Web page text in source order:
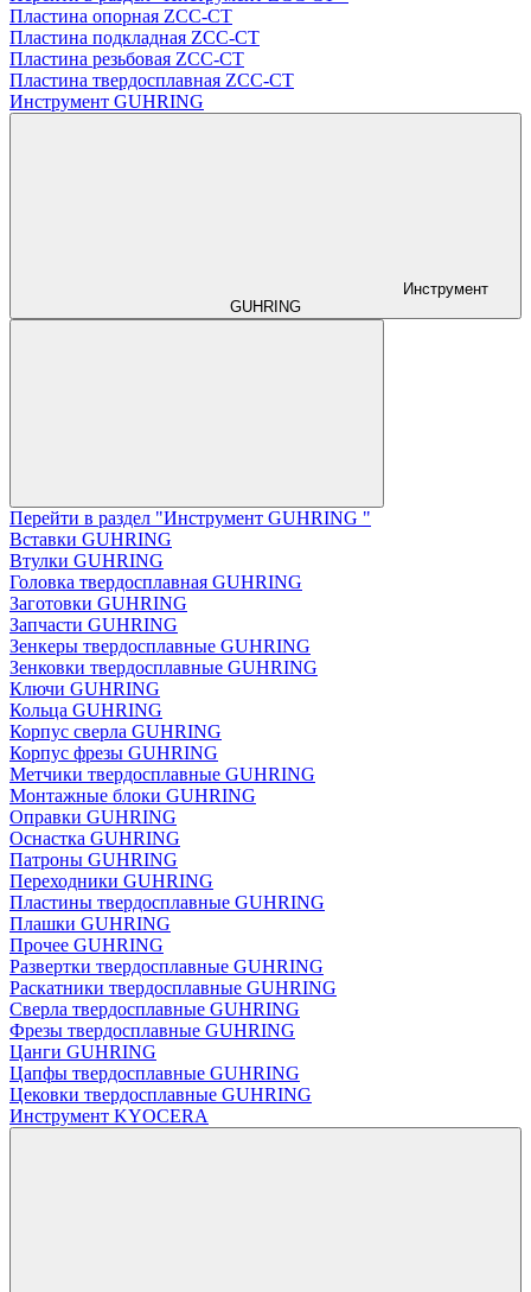
Пластина опорная ZCC-CT
Пластина подкладная ZCC-CT
Пластина резьбовая ZCC-CT
Пластина твердосплавная ZCC-CT
Инструмент GUHRING
Инструмент
GUHRING
Перейти в раздел "Инструмент GUHRING "
Вставки GUHRING
Втулки GUHRING
Головка твердосплавная GUHRING
Заготовки GUHRING
Запчасти GUHRING
Зенкеры твердосплавные GUHRING
Зенковки твердосплавные GUHRING
Ключи GUHRING
Кольца GUHRING
Корпус сверла GUHRING
Корпус фрезы GUHRING
Метчики твердосплавные GUHRING
Монтажные блоки GUHRING
Оправки GUHRING
Оснастка GUHRING
Патроны GUHRING
Переходники GUHRING
Пластины твердосплавные GUHRING
Плашки GUHRING
Прочее GUHRING
Развертки твердосплавные GUHRING
Раскатники твердосплавные GUHRING
Сверла твердосплавные GUHRING
Фрезы твердосплавные GUHRING
Цанги GUHRING
Цапфы твердосплавные GUHRING
Цековки твердосплавные GUHRING
Инструмент KYOCERA